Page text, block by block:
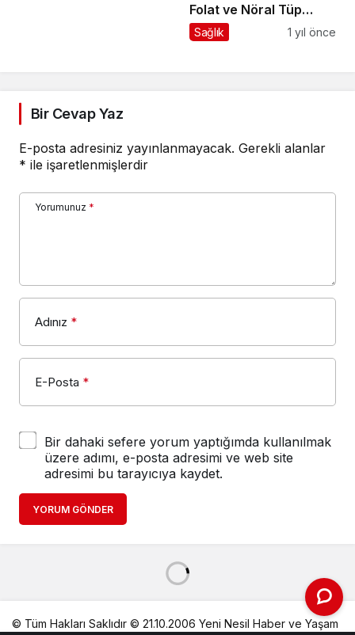
Folat ve Nöral Tüp
Defekti İlişkisi
Sağlık 1 yıl önce
Bir Cevap Yaz
E-posta adresiniz yayınlanmayacak. Gerekli alanlar
* ile işaretlenmişlerdir
Yorumunuz *
Adınız *
E-Posta *
Bir dahaki sefere yorum yaptığımda kullanılmak
üzere adımı, e-posta adresimi ve web site
adresimi bu tarayıcıya kaydet.
YORUM GÖNDER
© Tüm Hakları Saklıdır © 21.10.2006 Yeni Nesil Haber ve Yaşam